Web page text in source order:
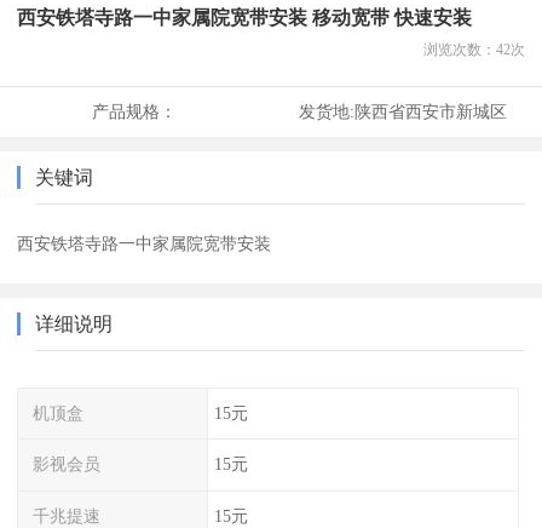
西安铁塔寺路一中家属院宽带安装 移动宽带 快速安装
浏览次数： 42次
产品规格： 发货地:陕西省西安市新城区
关键词
西安铁塔寺路一中家属院宽带安装
详细说明
机顶盒 15元
影视会员 15元
千兆提速 15元